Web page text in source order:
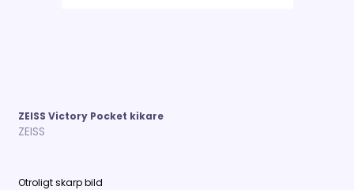
ZEISS Victory Pocket kikare
ZEISS
Otroligt skarp bild